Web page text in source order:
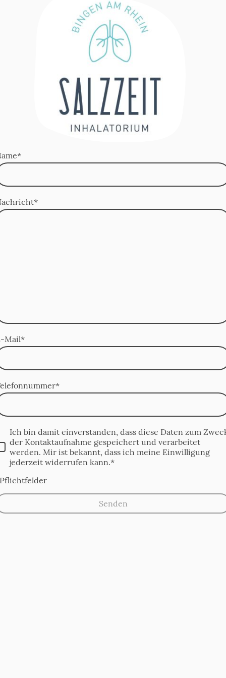
*
*
Mail*
*
Ich bin damit einverstanden, dass diese Daten zum
der Kontaktaufnahme gespeichert und verarbeitet
werden. Mir ist bekannt, dass ich meine Einwilligung
jederzeit widerrufen kann.*
Senden